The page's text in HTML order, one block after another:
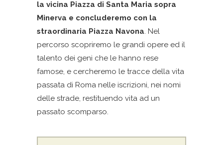
la vicina Piazza di Santa Maria sopra
Minerva e concluderemo con la
straordinaria Piazza Navona. Nel
percorso scopriremo le grandi opere ed il
talento dei geni che le hanno rese
famose, e cercheremo le tracce della vita
passata di Roma nelle iscrizioni, nei nomi
delle strade, restituendo vita ad un
passato scomparso.